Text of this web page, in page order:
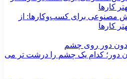
مصنوعی برای کسب‌وکارها: از
کارها
دور؛ کدام یک چشم را درشت تر می